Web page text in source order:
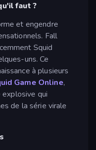
faut ?
et engendre
Fall
Squid
uns. Ce
à plusieurs
Game Online,
explosive qui
de la série virale